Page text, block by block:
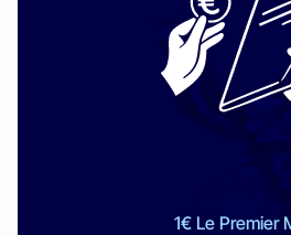
1€ Le Premier